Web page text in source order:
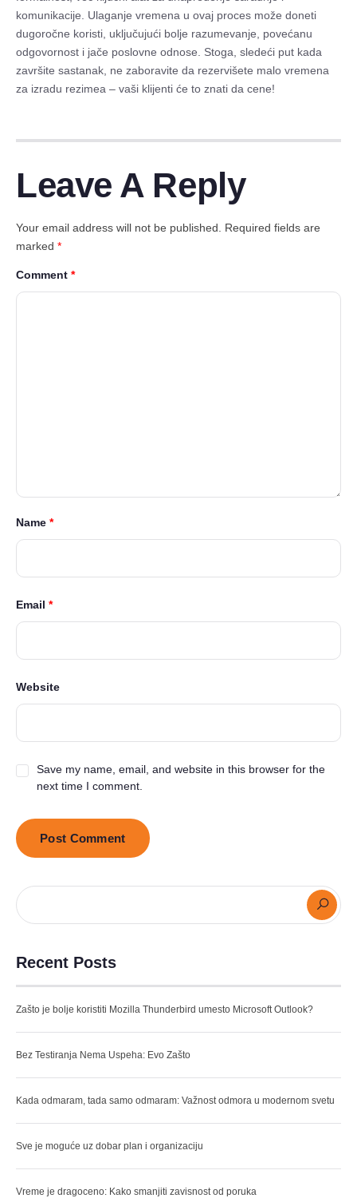
komunikacije. Ulaganje vremena u ovaj proces može doneti
dugoročne koristi, uključujući bolje razumevanje, povećanu
odgovornost i jače poslovne odnose. Stoga, sledeći put kada
završite sastanak, ne zaboravite da rezervišete malo vremena
za izradu rezimea – vaši klijenti će to znati da cene!
Leave A Reply
Your email address will not be published.
Required fields are
marked *
Comment *
Name *
Email *
Website
Save my name, email, and website in this browser for the
next time I comment.
Recent Posts
Zašto je bolje koristiti Mozilla Thunderbird umesto Microsoft Outlook?
Bez Testiranja Nema Uspeha: Evo Zašto
Kada odmaram, tada samo odmaram: Važnost odmora u modernom svetu
Sve je moguće uz dobar plan i organizaciju
Vreme je dragoceno: Kako smanjiti zavisnost od poruka